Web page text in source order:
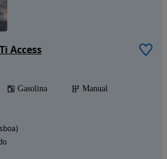
Access
Gasolina
Manual